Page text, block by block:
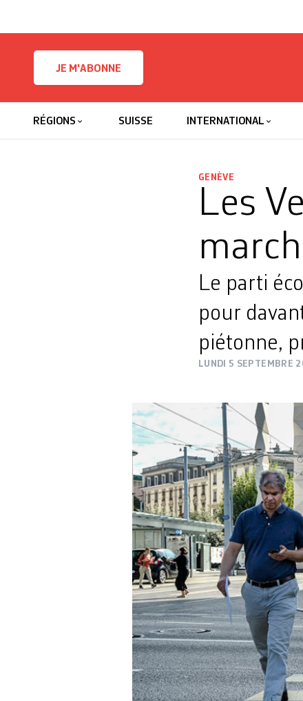
JE M'ABONNE
RÉGIONS SUISSE INTERNATIONAL
GENÈVE
Les
Le parti
pour
piétonne,
LUNDI 5 SEPTEMBRE